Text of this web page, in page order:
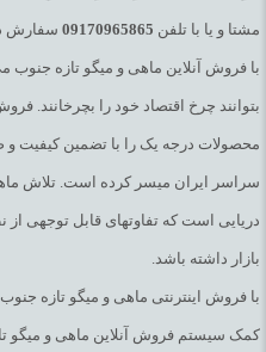
مشتا و یا با تلفن 09170965865 سفارش
با فروش آنلاین ماهی و میگو تازه جنوب
بتوانند چرخ اقتصاد خود را بچرخانند.
محصولات درجه یک را با تضمین کیفیت
سراسر ایران میسر کرده است. تلاش
دریایی است که تفاوتهای قابل توجهی
بازار داشته باشد.
با فروش اینترنتی ماهی و میگو تازه
کمک سیستم فروش آنلاین ماهی و میگو